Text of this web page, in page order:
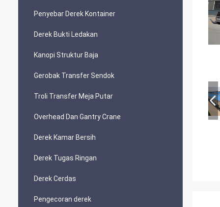
Penyebar Derek Kontainer
Derek Bukti Ledakan
Kanopi Struktur Baja
Gerobak Transfer Sendok
Troli Transfer Meja Putar
Overhead Dan Gantry Crane
Derek Kamar Bersih
Derek Tugas Ringan
Derek Cerdas
Pengecoran derek